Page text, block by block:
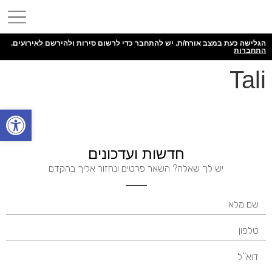
הגלישה כעת במצב אורח/ת. יש להתחבר כדי לרשום סירות ולהירשם לאירועים.
התחברות
Tali
חדשות ועדכונים
יש לך שאלה? השאר פרטים ונחזור אליך בהקדם